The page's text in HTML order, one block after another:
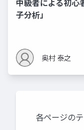
子分析」
奥村 泰之
各ページの